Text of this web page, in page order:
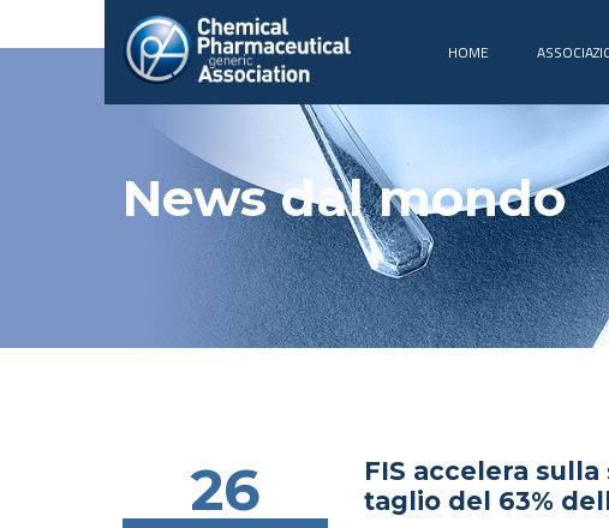
HOME
News dal mondo
26
FIS accelera
taglio del 63%